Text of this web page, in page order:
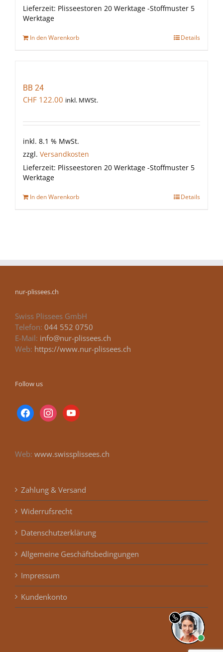
Lieferzeit: Plisseestoren 20 Werktage -Stoffmuster 5
Werktage
In den Warenkorb Details
BB 24
CHF 122.00 inkl. MWSt.
inkl. 8.1 % MwSt.
zzgl. Versandkosten
Lieferzeit: Plisseestoren 20 Werktage -Stoffmuster 5
Werktage
In den Warenkorb Details
nur-plissees.ch
Swiss Plissees GmbH
Telefon: 044 552 0750
E-Mail: info@nur-plissees.ch
Web: https://www.nur-plissees.ch
Follow us
facebookinstagramyoutube
Web: www.swissplissees.ch
Zahlung & Versand
Widerrufsrecht
Datenschutzerklärung
Allgemeine Geschäftsbedingungen
Impressum
Kundenkonto